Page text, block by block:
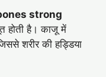
strong
होती है। काजू में
शरीर की हड्डिया